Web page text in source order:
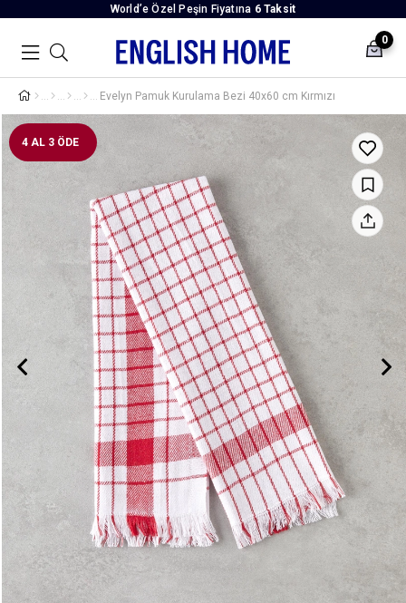
World’e Özel Peşin Fiyatına 6 Taksit
0
Evelyn Pamuk Kurulama Bezi 40x60 cm Kırmızı
4 AL 3 ÖDE